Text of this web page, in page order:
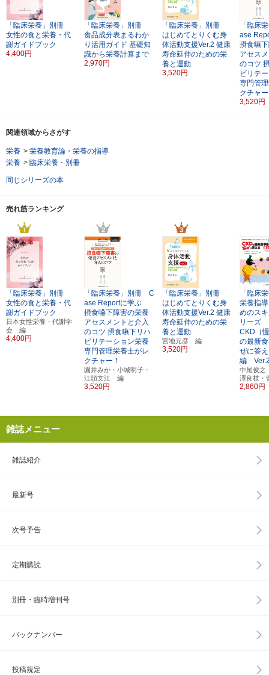
「臨床栄養」別冊
女性の食と栄養・代
謝ガイドブック
4,400円
「臨床栄養」別冊
食品成分表まるわか
り活用ガイド 基礎知
識から栄養計算まで
2,970円
「臨床栄養」別冊
はじめてとりくむ身
体活動支援Ver.2 健康
寿命延伸のための栄
養と運動
3,520円
「臨床
ase
摂食嚥
アセス
のコツ
ビリテ
専門管
クチャ
3,520円
関連領域からさがす
栄養 > 栄養教育論・栄養の指導
栄養 > 臨床栄養・別冊
同じシリーズの本
売れ筋ランキング
「臨床栄養」別冊
女性の食と栄養・代
謝ガイドブック
日本女性栄養・代謝学
会 編
4,400円
「臨床栄養」別冊 C
ase Reportに学ぶ
摂食嚥下障害の栄養
アセスメントと介入
のコツ 摂食嚥下リハ
ビリテーション栄養
専門管理栄養士がレ
クチャー！
園井みか・小城明子・
江頭文江 編
3,520円
「臨床栄養」別冊
はじめてとりくむ身
体活動支援Ver.2 健康
寿命延伸のための栄
養と運動
宮地元彦 編
3,520円
「臨床
栄養指
めのス
リーズ
CKD（
の最新
ぜに答
編
中尾俊之
澤良枝
2,860円
雑誌メニュー
雑誌紹介
最新号
次号予告
定期購読
別冊・臨時増刊号
バックナンバー
投稿規定